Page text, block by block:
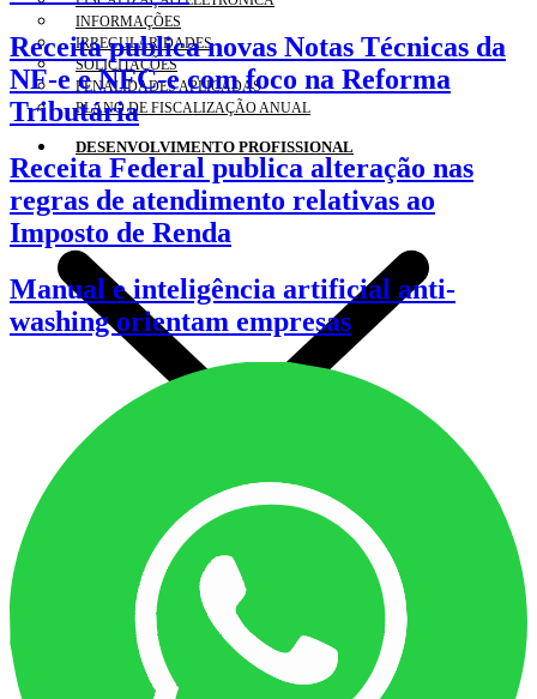
INFORMAÇÕES
IRREGULARIDADES
SOLICITAÇÕES
PENALIDADES APLICADAS
PLANO DE FISCALIZAÇÃO ANUAL
DESENVOLVIMENTO PROFISSIONAL
AGENDA DE CURSOS
CADASTRO/ INSCRIÇÕES
EDUCAÇÃO PROFISSIONAL CONTINUADA
CADASTRO DE PALESTRANTES E INSTRUTORES
NOTÍCIAS
FALE CONOSCO
Receita publica novas Notas Técnicas da
NF-e e NFC-e com foco na Reforma
Tributária
Receita Federal publica alteração nas
regras de atendimento relativas ao
Imposto de Renda
Manual e inteligência artificial anti-
washing orientam empresas